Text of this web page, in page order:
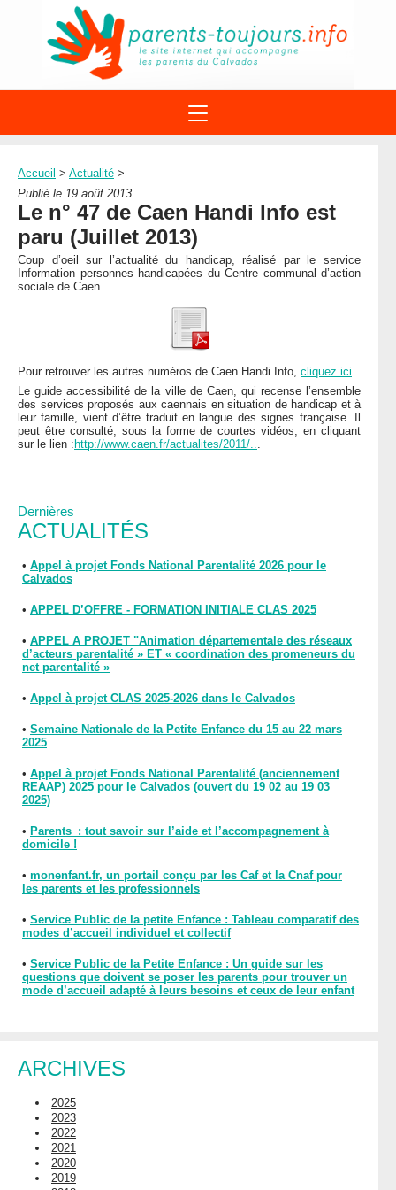
À PROPOS DU REAAP
1ÈRE VISITE
ACTUALITÉ
DISPOSITIFS PARENTALITÉ
SITES INTERNET
NUMÉROS VERTS
LEXIQUE
MENTIONS LÉGALES
STRUCTURES
DOCUMENTS
FORMATIONS
Dernières
ACTUALITÉS
• Appel à projet Fonds National Parentalité 2026 pour le
Calvados
• APPEL D’OFFRE - FORMATION INITIALE CLAS 2025
• APPEL A PROJET "Animation départementale des réseaux
d’acteurs parentalité » ET « coordination des promeneurs du
net parentalité »
• Appel à projet CLAS 2025-2026 dans le Calvados
• Semaine Nationale de la Petite Enfance du 15 au 22 mars
2025
• Appel à projet Fonds National Parentalité (anciennement
REAAP) 2025 pour le Calvados (ouvert du 19 02 au 19 03
2025)
• Parents : tout savoir sur l’aide et l’accompagnement à
domicile !
• monenfant.fr, un portail conçu par les Caf et la Cnaf pour
les parents et les professionnels
• Service Public de la petite Enfance : Tableau comparatif des
modes d’accueil individuel et collectif
• Service Public de la Petite Enfance : Un guide sur les
questions que doivent se poser les parents pour trouver un
mode d’accueil adapté à leurs besoins et ceux de leur enfant
ARCHIVES
2025
2023
2022
2021
2020
2019
Accueil > Actualité >
Publié le 19 août 2013
Le n° 47 de Caen Handi Info est
paru (Juillet 2013)
Coup d’oeil sur l’actualité du handicap, réalisé par le service
Information personnes handicapées du Centre communal d’action
sociale de Caen.
Pour retrouver les autres numéros de Caen Handi Info, cliquez ici
Le guide accessibilité de la ville de Caen, qui recense l’ensemble
des services proposés aux caennais en situation de handicap et à
leur famille, vient d’être traduit en langue des signes française. Il
peut être consulté, sous la forme de courtes vidéos, en cliquant
sur le lien : http://www.caen.fr/actualites/2011/...